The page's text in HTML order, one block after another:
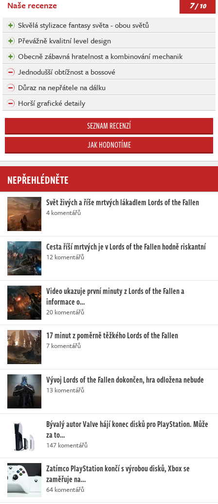
Naše recenze 7/ 10
Skvělá stylizace fantasy světa - obou světů
Převážně kvalitní level design
Obecně zábavná hratelnost a kombinování mechanik
Jednodušší obtížnost a bossové
Důraz na nepřátele na dálku
Horší grafické detaily
SEZNAM RECENZÍ
JAK HODNOTÍME
NEPŘEHLÉDNĚTE
Svět živých a říše mrtvých lákadlem Lords of the Fallen
4 komentářů
Cesta říší mrtvých je v Lords of the Fallen hodně riskantní
12 komentářů
Video ukazuje první minuty z Lords of the Fallen a
informace o…
20 komentářů
17 minut z poměrně těžkého Lords of the Fallen
7 komentářů
Vývoj Lords of the Fallen dokončen, hra odložena nebude
13 komentářů
Bývalý autor Valve hájí konec disků pro PlayStation. Může
za to…
147 komentářů
Zatímco PlayStation končí s výrobou disků, Xbox se
zaměřuje na…
64 komentářů